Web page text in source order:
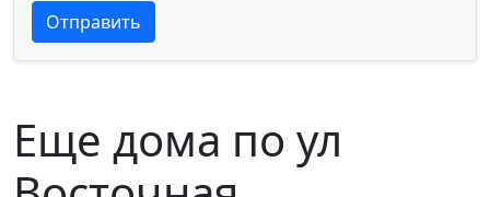
Текст отзыва
Текст отзыва
Отправить
Еще дома по ул